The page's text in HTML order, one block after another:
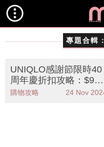
專題合輯：
UNIQLO感謝節限時40
周年慶折扣攻略：$99
起入手秋冬時尚單品＋
購物攻略 24 Nov